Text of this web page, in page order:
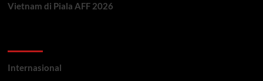
Vietnam di Piala AFF 2026
Internasional